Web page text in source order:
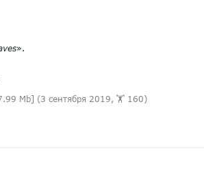
».
Mb] (3 сентября 2019, 🏋️ 160)